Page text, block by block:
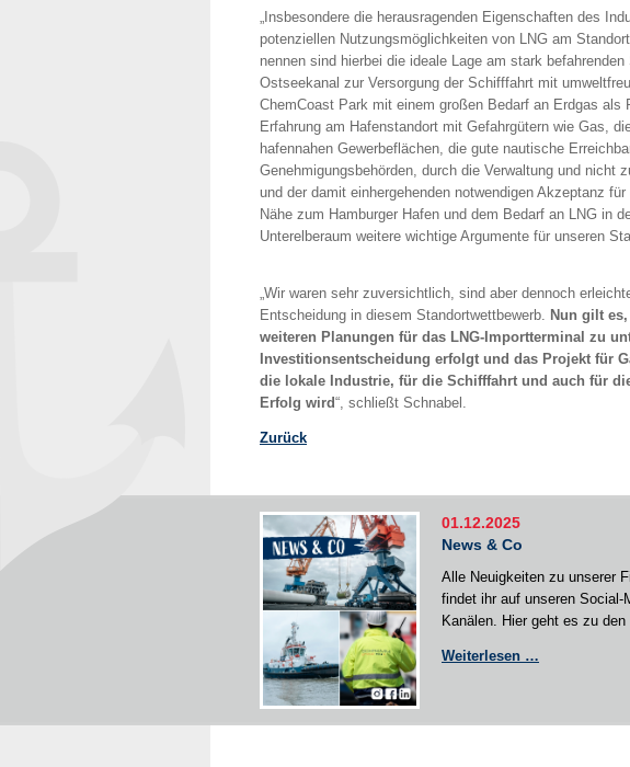
„Insbesondere die herausragenden Eigenschaften des
potenziellen Nutzungsmöglichkeiten von LNG am
nennen sind hierbei die ideale Lage am stark
Ostseekanal zur Versorgung der Schifffahrt mit
ChemCoast Park mit einem großen Bedarf an Erdgas als
Erfahrung am Hafenstandort mit Gefahrgütern wie Gas,
hafennahen Gewerbeflächen, die gute nautische
Genehmigungsbehörden, durch die Verwaltung und nicht
und der damit einhergehenden notwendigen Akzeptanz
Nähe zum Hamburger Hafen und dem Bedarf an LNG in
Unterelberaum weitere wichtige Argumente für unseren
„Wir waren sehr zuversichtlich, sind aber dennoch
Entscheidung in diesem Standortwettbewerb. Nun gilt
weiteren Planungen für das LNG-Importterminal zu
Investitionsentscheidung erfolgt und das Projekt für
die lokale Industrie, für die Schifffahrt und auch für
Erfolg wird“, schließt Schnabel.
Zurück
01.12.2025
News & Co
Alle Neuigkeiten zu unserer
findet ihr auf unseren Social-
Kanälen. Hier geht es zu den
Weiterlesen …